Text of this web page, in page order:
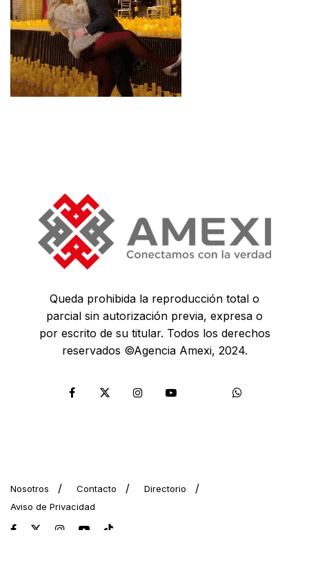
Queda prohibida la reproducción total o
parcial sin autorización previa, expresa o
por escrito de su titular. Todos los derechos
reservados ©Agencia Amexi, 2024.
Nosotros Contacto
Directorio
Aviso de Privacidad